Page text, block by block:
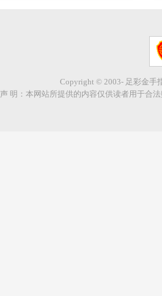
Copyright © 2003- 足彩金手
声 明：本网站所提供的内容仅供读者用于合